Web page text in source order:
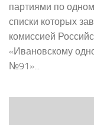
партиями по
списки которых
комиссией
«Ивановскому
№91»...